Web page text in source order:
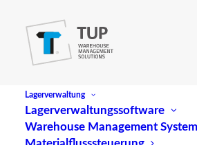
Lagerverwaltung
Lagerverwaltungssoftware
Warehouse Management System